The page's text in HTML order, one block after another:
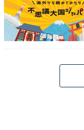
こちらもおすすめ
旅の